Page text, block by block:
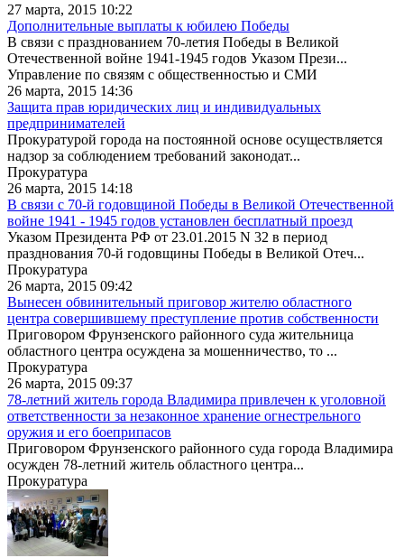
27 марта, 2015 10:22
Дополнительные выплаты к юбилею Победы
В связи с празднованием 70-летия Победы в Великой
Отечественной войне 1941-1945 годов Указом Прези...
Управление по связям с общественностью и СМИ
26 марта, 2015 14:36
Защита прав юридических лиц и индивидуальных
предпринимателей
Прокуратурой города на постоянной основе осуществляется
надзор за соблюдением требований законодат...
Прокуратура
26 марта, 2015 14:18
В связи с 70-й годовщиной Победы в Великой Отечественной
войне 1941 - 1945 годов установлен бесплатный проезд
Указом Президента РФ от 23.01.2015 N 32 в период
празднования 70-й годовщины Победы в Великой Отеч...
Прокуратура
26 марта, 2015 09:42
Вынесен обвинительный приговор жителю областного
центра совершившему преступление против собственности
Приговором Фрунзенского районного суда жительница
областного центра осуждена за мошенничество, то ...
Прокуратура
26 марта, 2015 09:37
78-летний житель города Владимира привлечен к уголовной
ответственности за незаконное хранение огнестрельного
оружия и его боеприпасов
Приговором Фрунзенского районного суда города Владимира
осужден 78-летний житель областного центра...
Прокуратура